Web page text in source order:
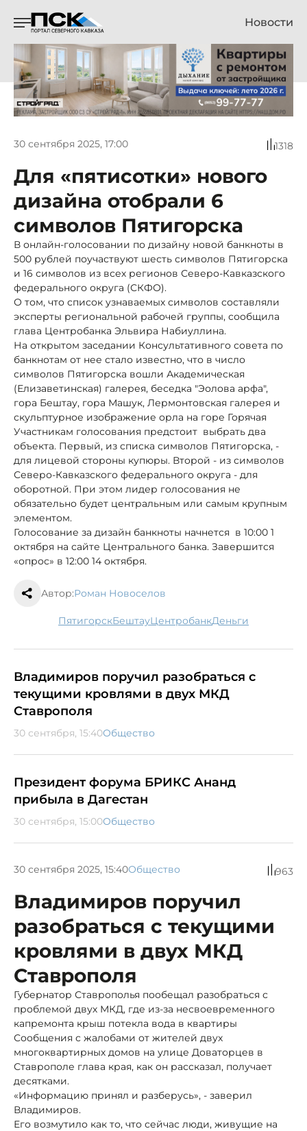
Новости
30 сентября 2025, 17:00 1318
Для «пятисотки» нового
дизайна отобрали 6
символов Пятигорска
В онлайн-голосовании по дизайну новой банкноты в
500 рублей поучаствуют шесть символов Пятигорска
и 16 символов из всех регионов Северо-Кавказского
федерального округа (СКФО).
О том, что список узнаваемых символов составляли
эксперты региональной рабочей группы, сообщила
глава Центробанка Эльвира Набиуллина.
На открытом заседании Консультативного совета по
банкнотам от нее стало известно, что в число
символов Пятигорска вошли Академическая
(Елизаветинская) галерея, беседка "Эолова арфа",
гора Бештау, гора Машук, Лермонтовская галерея и
скульптурное изображение орла на горе Горячая
Участникам голосования предстоит выбрать два
объекта. Первый, из списка символов Пятигорска, -
для лицевой стороны купюры. Второй - из символов
Северо-Кавказского федерального округа - для
оборотной. При этом лидер голосования не
обязательно будет центральным или самым крупным
элементом.
Голосование за дизайн банкноты начнется в 10:00 1
октября на сайте Центрального банка. Завершится
«опрос» в 12:00 14 октября.
Автор:Роман Новоселов
Пятигорск Бештау Центробанк деньги
Владимиров поручил разобраться с
текущими кровлями в двух МКД
Ставрополя
30 сентября, 15:40Общество
Президент форума БРИКС Ананд
прибыла в Дагестан
30 сентября, 15:00Общество
30 сентября 2025, 15:40Общество 963
Владимиров поручил
разобраться с текущими
кровлями в двух МКД
Ставрополя
Губернатор Ставрополья пообещал разобраться с
проблемой двух МКД, где из-за несвоевременного
капремонта крыш потекла вода в квартиры
Сообщения с жалобами от жителей двух
многоквартирных домов на улице Доваторцев в
Ставрополе глава края, как он рассказал, получает
десятками.
«Информацию принял и разберусь», - заверил
Владимиров.
Его возмутило как то, что сейчас люди, живущие на